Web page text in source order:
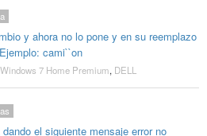
y ahora no lo pone y en su reemplazo
cami``on
Windows 7 Home Premium, DELL
el siguiente mensaje error no